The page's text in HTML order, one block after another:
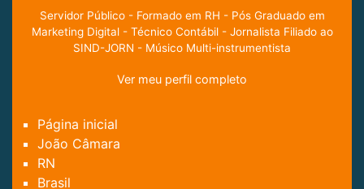
Servidor Público - Formado em RH - Pós Graduado em
Marketing Digital - Técnico Contábil - Jornalista Filiado ao
SIND-JORN - Músico Multi-instrumentista
Ver meu perfil completo
Página inicial
João Câmara
RN
Brasil